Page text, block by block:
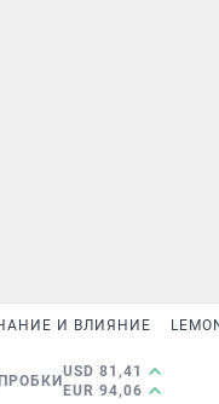
И ВЛИЯНИЕ
USD 81,41
EUR 94,06